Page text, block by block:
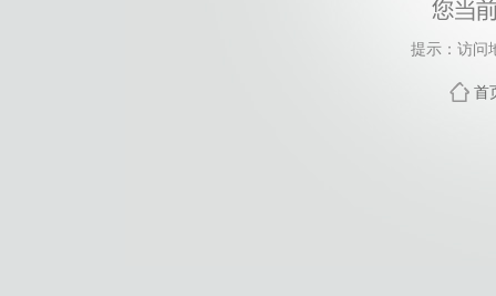
提示：访问
首